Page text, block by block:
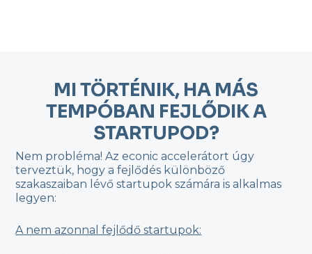
MI TÖRTÉNIK, HA MÁS
TEMPÓBAN FEJLŐDIK A
STARTUPOD?
Nem probléma! Az econic accelerátort úgy
terveztük, hogy a fejlődés különböző
szakaszaiban lévő startupok számára is alkalmas
legyen:
A nem azonnal fejlődő startupok: